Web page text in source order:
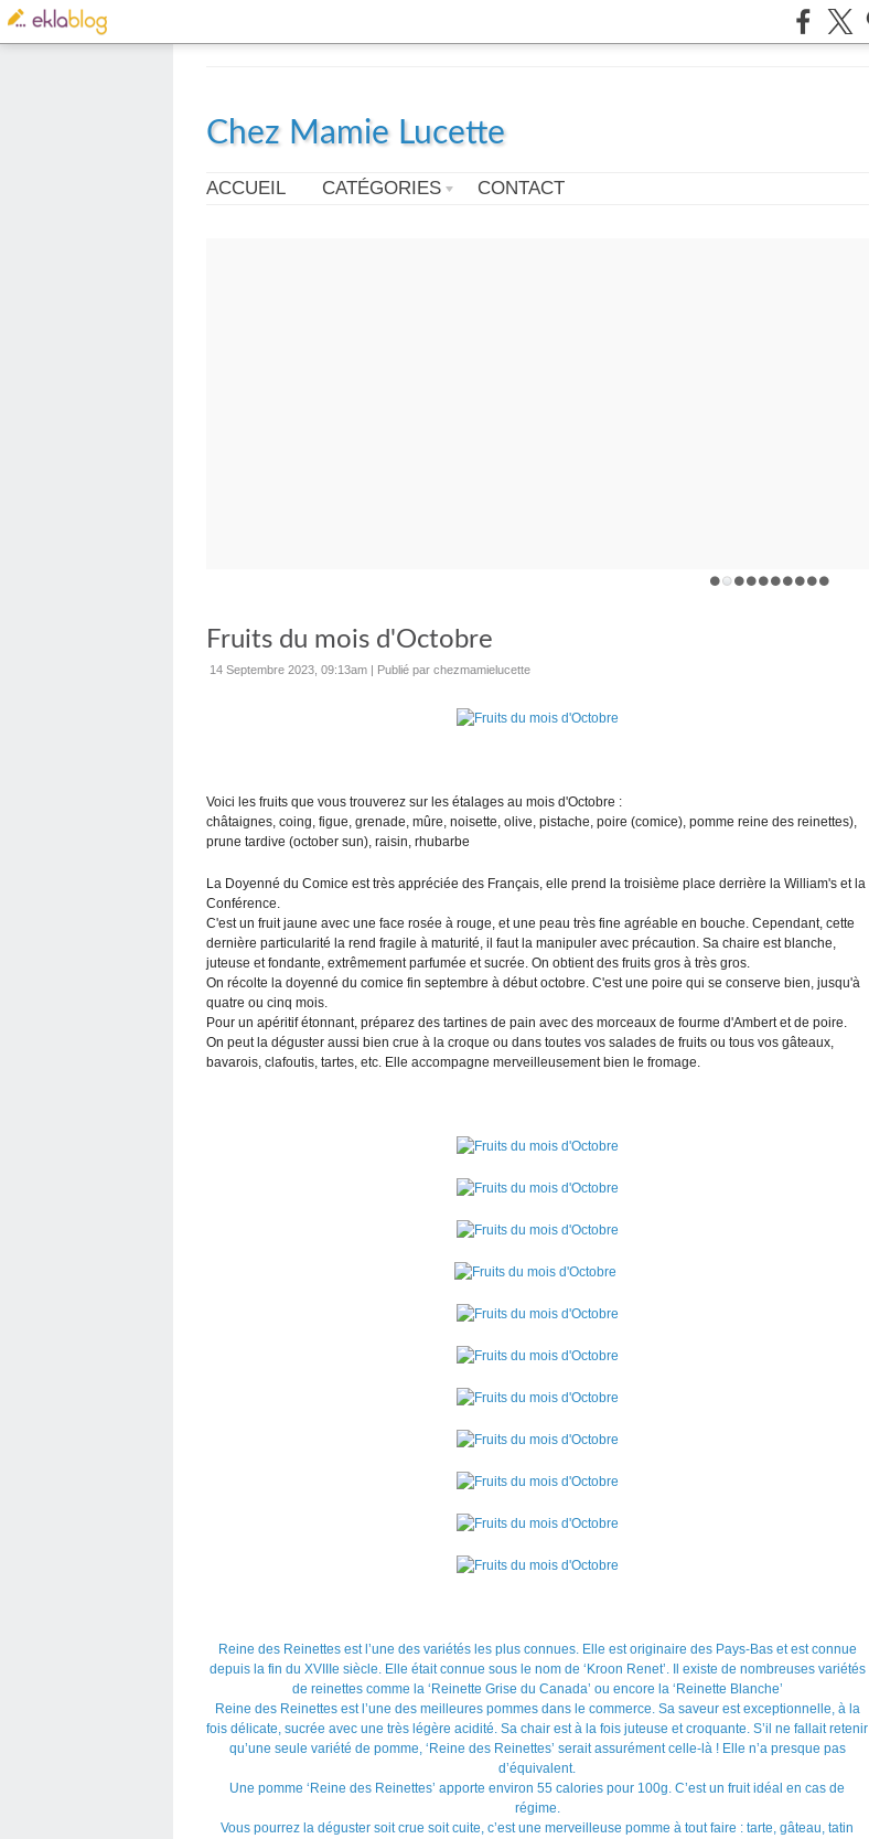
Chez Mamie Lucette
ACCUEIL CATÉGORIES CONTACT
Fruits du mois d'Octobre
14 Septembre 2023, 09:13am | Publié par chezmamielucette
Voici les fruits que vous trouverez sur les étalages au mois d'Octobre :
châtaignes, coing, figue, grenade, mûre, noisette, olive, pistache, poire (comice), pomme reine des reinettes),
prune tardive (october sun), raisin, rhubarbe
La Doyenné du Comice est très appréciée des Français, elle prend la troisième place derrière la William's et la
Conférence.
C'est un fruit jaune avec une face rosée à rouge, et une peau très fine agréable en bouche. Cependant, cette
dernière particularité la rend fragile à maturité, il faut la manipuler avec précaution. Sa chaire est blanche,
juteuse et fondante, extrêmement parfumée et sucrée. On obtient des fruits gros à très gros.
On récolte la doyenné du comice fin septembre à début octobre. C'est une poire qui se conserve bien, jusqu'à
quatre ou cinq mois.
Pour un apéritif étonnant, préparez des tartines de pain avec des morceaux de fourme d'Ambert et de poire.
On peut la déguster aussi bien crue à la croque ou dans toutes vos salades de fruits ou tous vos gâteaux,
bavarois, clafoutis, tartes, etc. Elle accompagne merveilleusement bien le fromage.
Reine des Reinettes est l’une des variétés les plus connues. Elle est originaire des Pays-Bas et est connue
depuis la fin du XVIIIe siècle. Elle était connue sous le nom de ‘Kroon Renet’. Il existe de nombreuses variétés
de reinettes comme la ‘Reinette Grise du Canada’ ou encore la ‘Reinette Blanche’
Reine des Reinettes est l’une des meilleures pommes dans le commerce. Sa saveur est exceptionnelle, à la
fois délicate, sucrée avec une très légère acidité. Sa chair est à la fois juteuse et croquante. S’il ne fallait retenir
qu’une seule variété de pomme, ‘Reine des Reinettes’ serait assurément celle-là ! Elle n’a presque pas
d’équivalent.
Une pomme ‘Reine des Reinettes’ apporte environ 55 calories pour 100g. C’est un fruit idéal en cas de
régime.
Vous pourrez la déguster soit crue soit cuite, c’est une merveilleuse pomme à tout faire : tarte, gâteau, tatin